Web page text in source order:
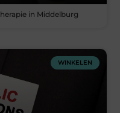
in Middelburg
WINKELEN